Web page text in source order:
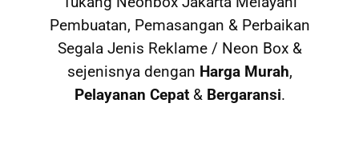
Pembuatan, Pemasangan & Perbaikan
Segala Jenis Reklame / Neon Box &
sejenisnya dengan Harga Murah,
Pelayanan Cepat& Bergaransi.